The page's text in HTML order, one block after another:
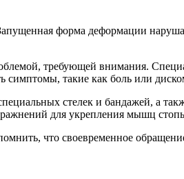
форма деформации
требующей внимания.
симптомы, такие как боль или
стелек и бандажей, а
для укрепления мышц
что своевременное